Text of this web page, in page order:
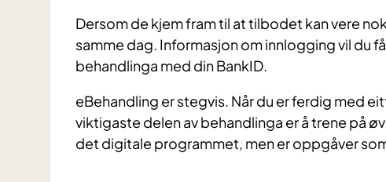
Dersom de kjem fram til at tilbodet kan vere
samme dag. Informasjon om innlogging vil du
behandlinga med din BankID.
eBehandling er stegvis. Når du er ferdig med
viktigaste delen av behandlinga er å trene på
det digitale programmet, men er oppgåver